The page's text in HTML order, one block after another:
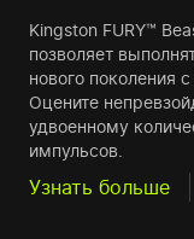
Kingston FURY™
позволяет
нового поколения
Оцените
удвоенному
импульсов.
Узнать больше